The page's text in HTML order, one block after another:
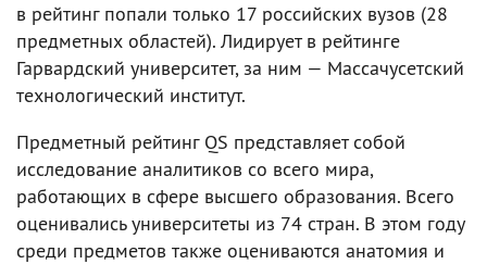
в рейтинг попали только 17 российских вузов (28
предметных областей). Лидирует в рейтинге
Гарвардский университет, за ним — Массачусетский
технологический институт.
Предметный рейтинг QS представляет собой
исследование аналитиков со всего мира,
работающих в сфере высшего образования. Всего
оценивались университеты из 74 стран. В этом году
среди предметов также оцениваются анатомия и